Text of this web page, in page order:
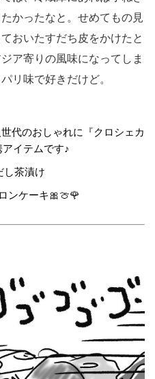
かったなと。せめてもの見
おいたすだち皮をかけたと
ア寄りの風味になってしま
リ味で好きだけど。
代のおしゃれに『クロシェカ
イテムです♪
し茶漬け
ンケーキ🎀🍈🌹